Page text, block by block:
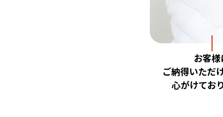
お客様
ご納得いただ
心がけてお